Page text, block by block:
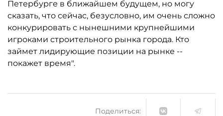
Петербурге в ближайшем будущем, но могу
сказать, что сейчас, безусловно, им очень сложно
конкурировать с нынешними крупнейшими
игроками строительного рынка города. Кто
займет лидирующие позиции на рынке --
покажет время".
Поделиться: